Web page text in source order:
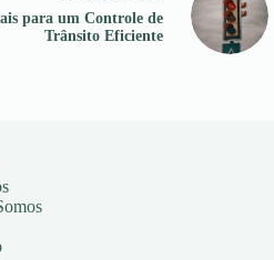
para um Controle de
Trânsito Eficiente